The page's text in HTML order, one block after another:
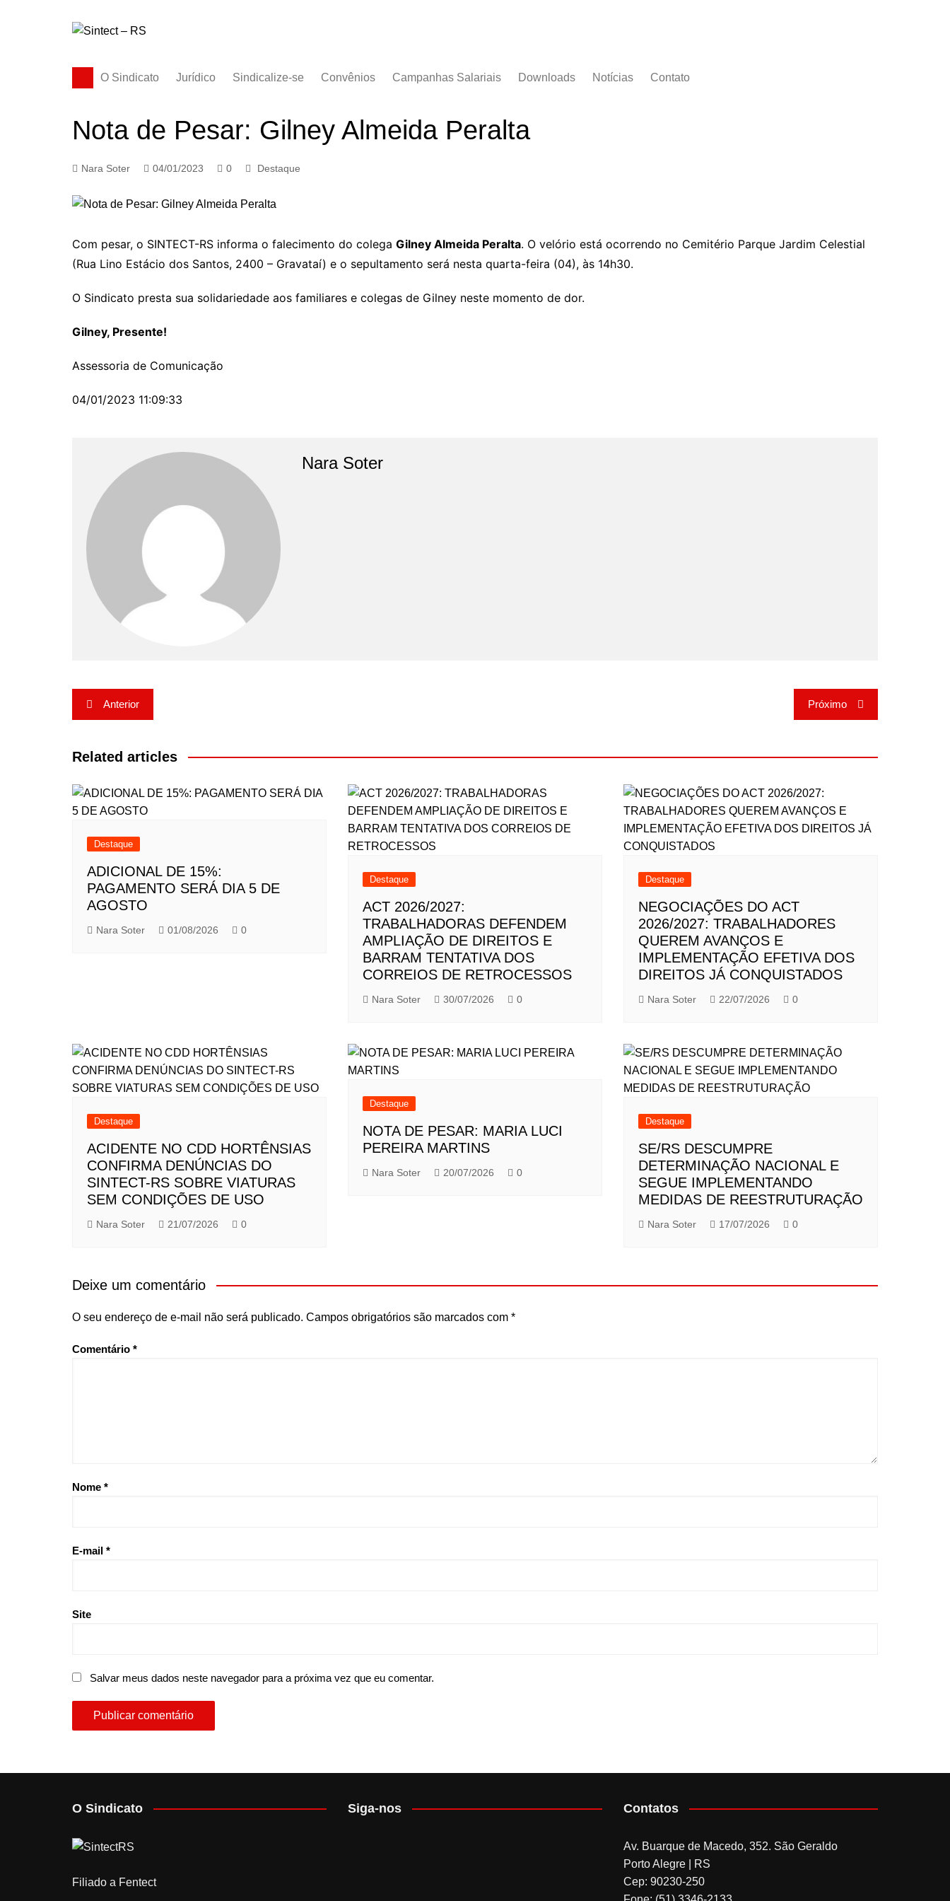
O Sindicato
História
Jurídico Sindicalize-se Convênios Campanhas Salariais
2016/2017
Campanha Salarial
Downloads
Acordos Coletivos
Notícias Contato
Nota de Pesar: Gilney Almeida Peralta
Nara Soter 04/01/2023 0 Destaque
Com pesar, o SINTECT-RS informa o falecimento do colega Gilney Almeida Peralta. O velório está ocorrendo no Cemitério Parque Jardim Celestial
(Rua Lino Estácio dos Santos, 2400 – Gravataí) e o sepultamento será nesta quarta-feira (04), às 14h30.
O Sindicato presta sua solidariedade aos familiares e colegas de Gilney neste momento de dor.
Gilney, Presente!
Assessoria de Comunicação
04/01/2023 11:09:33
Nara Soter
Navegação
de
Post
Anterior Próximo
Related articles
Destaque
ADICIONAL DE 15%:
PAGAMENTO SERÁ DIA 5 DE
AGOSTO
Nara Soter 01/08/2026 0
Destaque
ACT 2026/2027:
TRABALHADORAS DEFENDEM
AMPLIAÇÃO DE DIREITOS E
BARRAM TENTATIVA DOS
CORREIOS DE RETROCESSOS
Nara Soter 30/07/2026 0
Destaque
NEGOCIAÇÕES DO ACT
2026/2027: TRABALHADORES
QUEREM AVANÇOS E
IMPLEMENTAÇÃO EFETIVA DOS
DIREITOS JÁ CONQUISTADOS
Nara Soter 22/07/2026 0
Destaque
ACIDENTE NO CDD HORTÊNSIAS
CONFIRMA DENÚNCIAS DO
SINTECT-RS SOBRE VIATURAS
SEM CONDIÇÕES DE USO
Nara Soter 21/07/2026 0
Destaque
NOTA DE PESAR: MARIA LUCI
PEREIRA MARTINS
Nara Soter 20/07/2026 0
Destaque
SE/RS DESCUMPRE
DETERMINAÇÃO NACIONAL E
SEGUE IMPLEMENTANDO
MEDIDAS DE REESTRUTURAÇÃO
Nara Soter 17/07/2026 0
Deixe um comentário
O seu endereço de e-mail não será publicado. Campos obrigatórios são marcados com *
Comentário *
Nome *
E-mail *
Site
Salvar meus dados neste navegador para a próxima vez que eu comentar.
O Sindicato
Filiado a Fentect
Siga-nos Contatos
Av. Buarque de Macedo, 352. São Geraldo
Porto Alegre | RS
Cep: 90230-250